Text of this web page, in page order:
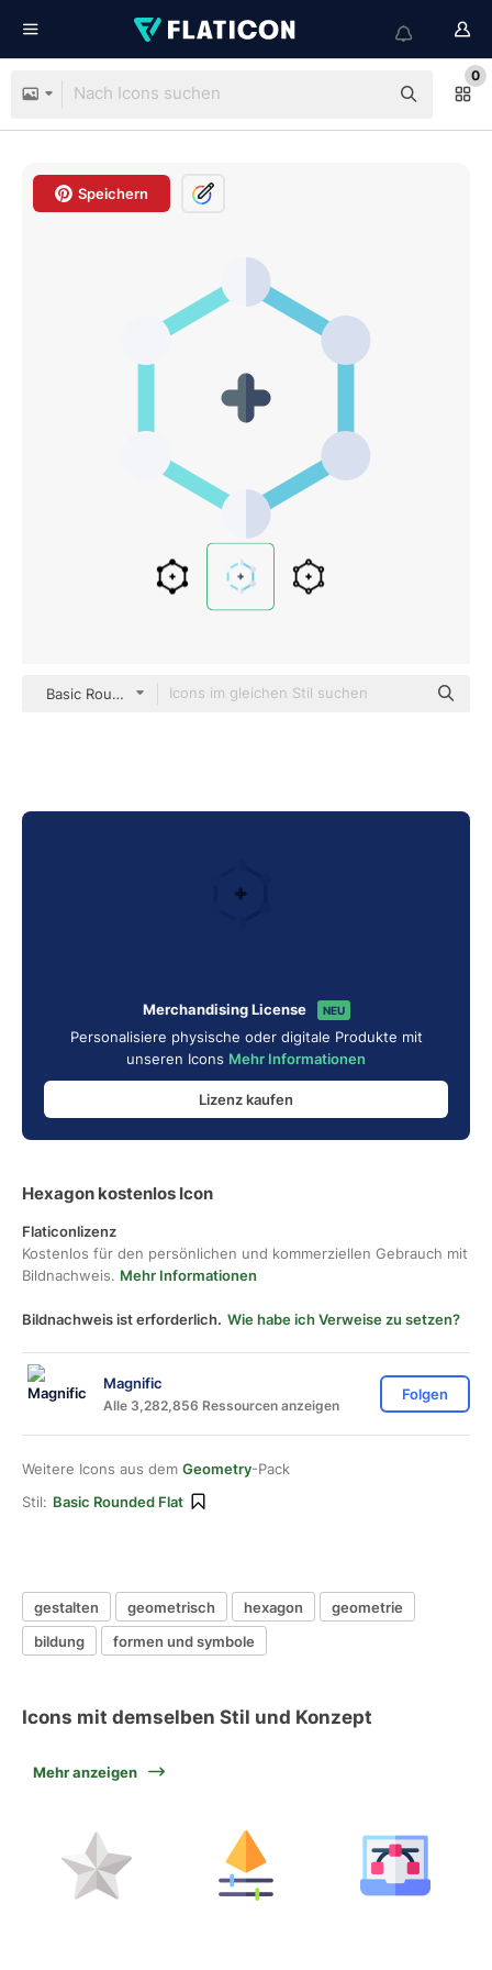
0
Speichern
Basic Rounded Flat
Merchandising License NEU
Personalisiere physische oder digitale Produkte mit
unseren Icons Mehr Informationen
Lizenz kaufen
Hexagon kostenlos Icon
Flaticonlizenz
Kostenlos für den persönlichen und kommerziellen Gebrauch mit
Bildnachweis. Mehr Informationen
Bildnachweis ist erforderlich. Wie habe ich Verweise zu setzen?
Magnific
Alle 3,282,856 Ressourcen anzeigen
Folgen
Weitere Icons aus dem Geometry-Pack
Stil: Basic Rounded Flat
gestalten geometrisch hexagon
geometrie
bildung
formen und symbole
Icons mit demselben Stil und Konzept
Mehr anzeigen